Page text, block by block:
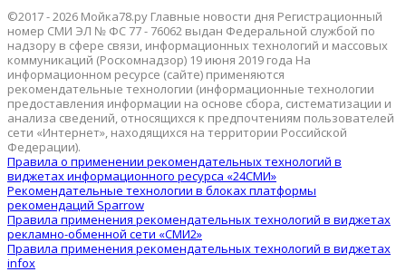
©2017 - 2026 Мойка78.ру Главные новости дня Регистрационный
номер СМИ ЭЛ № ФС 77 - 76062 выдан Федеральной службой по
надзору в сфере связи, информационных технологий и массовых
коммуникаций (Роскомнадзор) 19 июня 2019 года На
информационном ресурсе (сайте) применяются
рекомендательные технологии (информационные технологии
предоставления информации на основе сбора, систематизации и
анализа сведений, относящихся к предпочтениям пользователей
сети «Интернет», находящихся на территории Российской
Федерации).
Правила о применении рекомендательных технологий в
виджетах информационного ресурса «24СМИ»
Рекомендательные технологии в блоках платформы
рекомендаций Sparrow
Правила применения рекомендательных технологий в виджетах
рекламно-обменной сети «СМИ2»
Правила применения рекомендательных технологий в виджетах
infox